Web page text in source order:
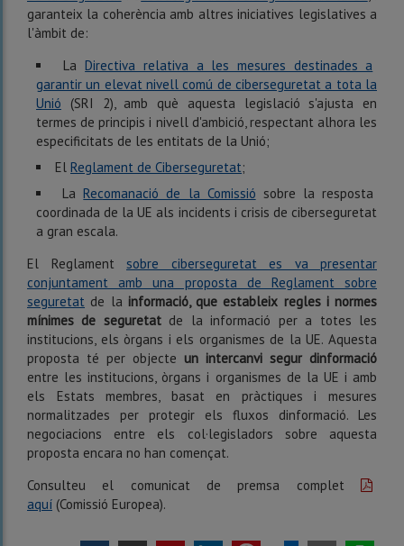
garanteix la coherència amb altres iniciatives legislatives a
l'àmbit de:
LaDirectiva relativa a les mesures destinades a
garantir un elevat nivell comú de ciberseguretat a tota la
Unió (SRI 2), amb què aquesta legislació s'ajusta en
termes de principis i nivell d'ambició, respectant alhora les
especificitats de les entitats de la Unió;
El Reglament de Ciberseguretat;
LaRecomanació de la Comissió sobre la resposta
coordinada de la UE als incidents i crisis de ciberseguretat
a gran escala.
El Reglament sobre ciberseguretat es va presentar
conjuntament amb una proposta de Reglament sobre
seguretat de la informació, que estableix regles i normes
mínimes de seguretatde la informació per a totes les
institucions, els òrgans i els organismes de la UE. Aquesta
proposta té per objecte un intercanvi segur dinformació
entre les institucions, òrgans i organismes de la UE i amb
els Estats membres, basat en pràctiques i mesures
normalitzades per protegir els fluxos dinformació. Les
negociacions entre els col·legisladors sobre aquesta
proposta encara no han començat.
Consulteu el comunicat de premsa complet
aquí (Comissió Europea).